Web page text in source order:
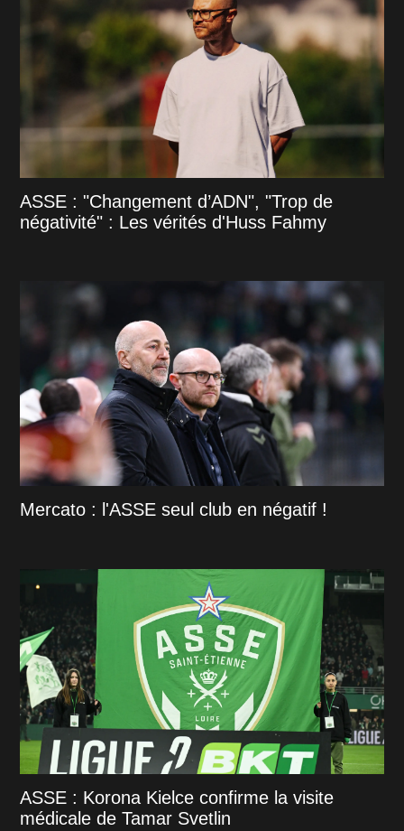
ASSE : "Changement d’ADN", "Trop de
négativité" : Les vérités d'Huss Fahmy
Mercato : l'ASSE seul club en négatif !
ASSE : Korona Kielce confirme la visite
médicale de Tamar Svetlin